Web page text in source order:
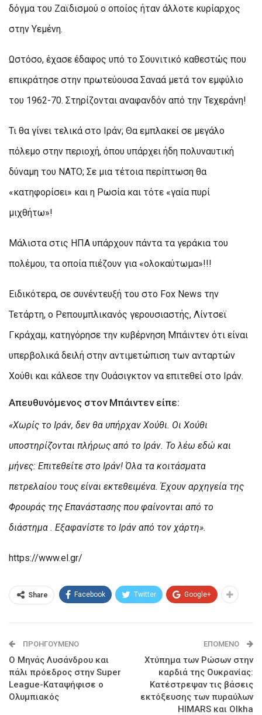
δόγμα του Ζαϊδισμού ο οποίος ήταν άλλοτε κυρίαρχος
στην Υεμένη.
Ωστόσο, έχασε έδαφος υπό το Σουνιτικό καθεστώς που
επικράτησε στην πρωτεύουσα Σαναά μετά τον εμφύλιο
του 1962-70. Στηρίζονται αναφανδόν από την Τεχεράνη!
Τι θα γίνει τελικά στο Ιράν; Θα εμπλακεί σε μεγάλο
πόλεμο στην περιοχή, όπου υπάρχει ήδη πολυναυτική
δύναμη του ΝΑΤΟ; Σε μια τέτοια περίπτωση θα
«κατηφορίσει» και η Ρωσία και τότε «γαία πυρί
μιχθήτω»!
Μάλιστα στις ΗΠΑ υπάρχουν πάντα τα γεράκια του
πολέμου, τα οποία πιέζουν για «ολοκαύτωμα»!!!
Ειδικότερα, σε συνέντευξή του στο Fox News την
Τετάρτη, ο Ρεπουμπλικανός γερουσιαστής, Λίντσεϊ
Γκράχαμ, κατηγόρησε την κυβέρνηση Μπάιντεν ότι είναι
υπερβολικά δειλή στην αντιμετώπιση των ανταρτών
Χούθι και κάλεσε την Ουάσιγκτον να επιτεθεί στο Ιράν.
Απευθυνόμενος στον Μπάιντεν είπε:
«Χωρίς το Ιράν, δεν θα υπήρχαν Χούθι. Οι Χούθι
υποστηρίζονται πλήρως από το Ιράν. Το λέω εδώ και
μήνες: Επιτεθείτε στο Ιράν! Όλα τα κοιτάσματα
πετρελαίου τους είναι εκτεθειμένα. Έχουν αρχηγεία της
Φρουράς της Επανάστασης που φαίνονται από το
διάστημα . Εξαφανίστε το Ιράν από τον χάρτη».
https://www.el.gr/
Share Facebook Twitter Google+
ΠΡΟΗΓΟΎΜΕΝΟ
Ο Μηνάς Λυσάνδρου και
πάλι πρόεδρος στην Super
League-Καταψήφισε ο
Ολυμπιακός
ΕΠΌΜΕΝΟ
Χτύπημα των Ρώσων στην
καρδιά της Ουκρανίας:
Κατέστρεψαν τις βάσεις
εκτόξευσης των πυραύλων
HIMARS και Olkha